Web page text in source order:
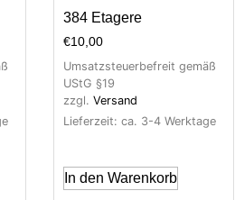
384 Etagere
€10,00
Umsatzsteuerbefreit gemäß
UStG §19
zzgl. Versand
Lieferzeit: ca. 3-4 Werktage
In den Warenkorb